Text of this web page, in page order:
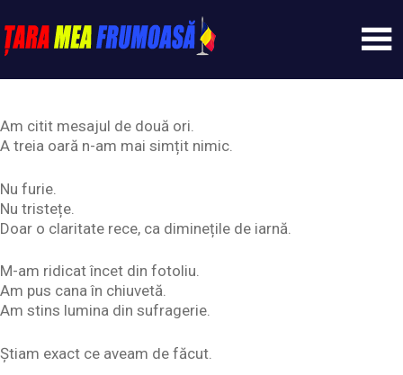
to
content
Tarameafrumoasa
Am citit mesajul de două ori.
A treia oară n-am mai simțit nimic.
Nu furie.
Nu tristețe.
Doar o claritate rece, ca diminețile de iarnă.
M-am ridicat încet din fotoliu.
Am pus cana în chiuvetă.
Am stins lumina din sufragerie.
Știam exact ce aveam de făcut.